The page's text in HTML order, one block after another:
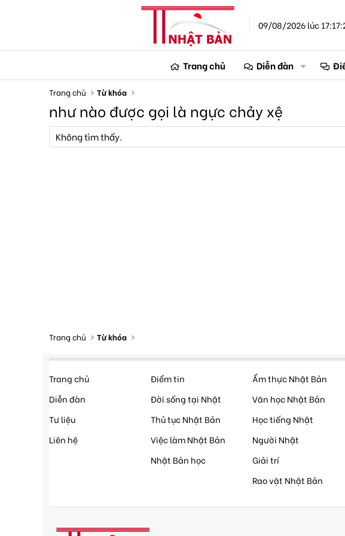
09/08/2026 lúc
Trang chủ Diễn đàn
Trang chủ Từ khóa
như nào được gọi là ngực chảy xệ
Không tìm thấy.
Trang chủ Từ khóa
Trang chủ
Diễn đàn
Tư liệu
Liên hệ
Điểm tin
Đời sống tại Nhật
Thủ tục Nhật Bản
Việc làm Nhật Bản
Nhật Bản học
Ẩm thực Nhật Bản
Văn học Nhật Bản
Học tiếng Nhật
Người Nhật
Giải trí
Rao vặt Nhật Bản